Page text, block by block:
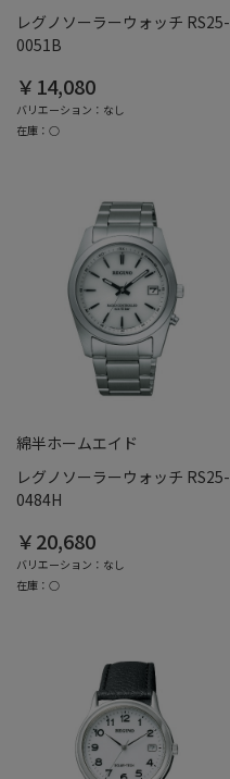
レグノソーラーウォッチ RS25-
0051B
￥14,080
バリエーション：なし
在庫：○
綿半ホームエイド
レグノソーラーウォッチ RS25-
0484H
￥20,680
バリエーション：なし
在庫：○